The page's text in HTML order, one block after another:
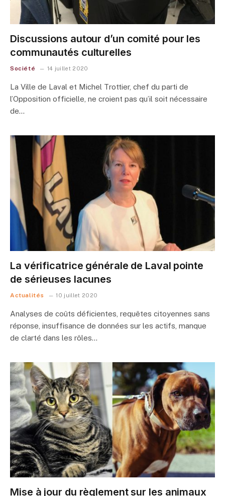
Discussions autour d’un comité pour les
communautés culturelles
Société 14 juillet 2020
La Ville de Laval et Michel Trottier, chef du parti de
l’Opposition officielle, ne croient pas qu’il soit nécessaire
de…
La vérificatrice générale de Laval pointe
de sérieuses lacunes
Actualités 10 juillet 2020
Analyses de coûts déficientes, requêtes citoyennes sans
réponse, insuffisance de données sur les actifs, manque
de clarté dans les rôles…
Mise à jour du règlement sur les animaux